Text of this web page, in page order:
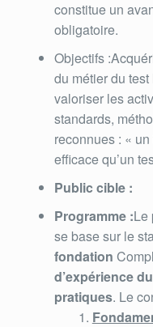
constitue un
obligatoire.
Objectifs
du métier du
valoriser les
standards,
reconnues : «
efficace qu’un
Public cible :
Programme :Le
se base sur le
fondation
d’expérience
pratiques. Le